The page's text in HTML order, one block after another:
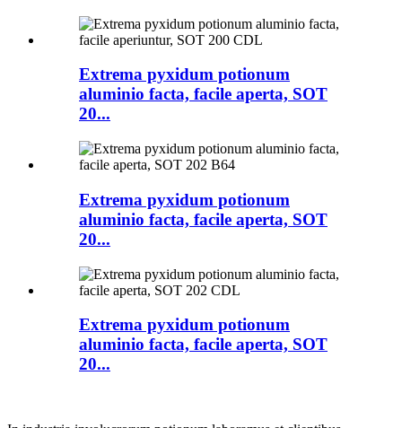
Extrema pyxidum potionum
aluminio facta, facile aperta, SOT
20...
Extrema pyxidum potionum
aluminio facta, facile aperta, SOT
20...
Extrema pyxidum potionum
aluminio facta, facile aperta, SOT
20...